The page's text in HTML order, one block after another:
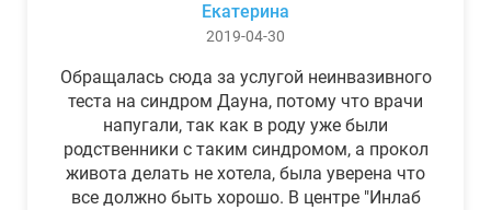
Екатерина
2019-04-30
Обращалась сюда за услугой неинвазивного
теста на синдром Дауна, потому что врачи
напугали, так как в роду уже были
родственники с таким синдромом, а прокол
живота делать не хотела, была уверена что
все должно быть хорошо. В центре "Инлаб